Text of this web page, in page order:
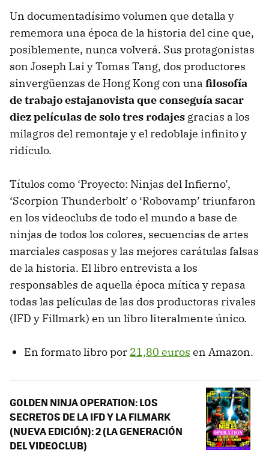
Un documentadísimo volumen que detalla y
rememora una época de la historia del cine que,
posiblemente, nunca volverá. Sus protagonistas
son Joseph Lai y Tomas Tang, dos productores
sinvergüenzas de Hong Kong con una filosofía
de trabajo estajanovista que conseguía sacar
diez películas de solo tres rodajes gracias a los
milagros del remontaje y el redoblaje infinito y
ridículo.
Títulos como ‘Proyecto: Ninjas del Infierno’,
‘Scorpion Thunderbolt’ o ‘Robovamp’ triunfaron
en los videoclubs de todo el mundo a base de
ninjas de todos los colores, secuencias de artes
marciales casposas y las mejores carátulas falsas
de la historia. El libro entrevista a los
responsables de aquella época mítica y repasa
todas las películas de las dos productoras rivales
(IFD y Fillmark) en un libro literalmente único.
En formato libro por 21,80 euros en Amazon.
GOLDEN NINJA OPERATION: LOS
SECRETOS DE LA IFD Y LA FILMARK
(NUEVA EDICIÓN): 2 (LA GENERACIÓN
DEL VIDEOCLUB)